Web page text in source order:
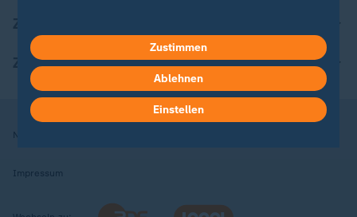
ZDFheute Apps
Nutzungsbedingungen
Impressum
in deinen Einstellungen widerrufen oder ändern.
Hier findest du das Impressum.
Weitere Informationen findest du in unserer
Datenschutzerklärung.
Zustimmen
Ablehnen
Einstellen